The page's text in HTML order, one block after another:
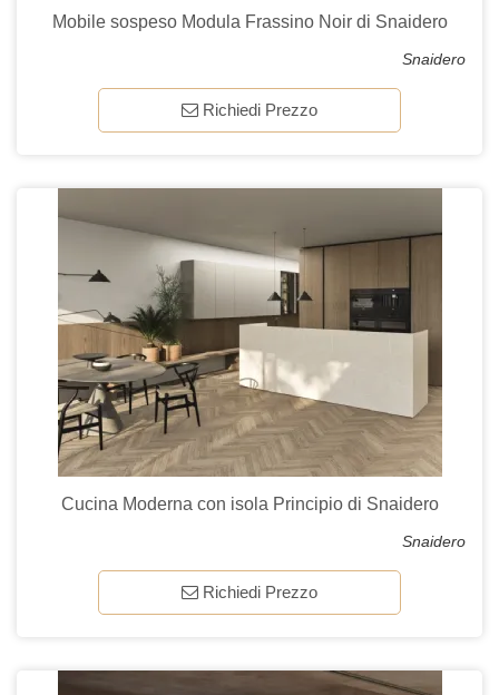
Mobile sospeso Modula Frassino Noir di Snaidero
Snaidero
Richiedi Prezzo
Cucina Moderna con isola Principio di Snaidero
Snaidero
Richiedi Prezzo